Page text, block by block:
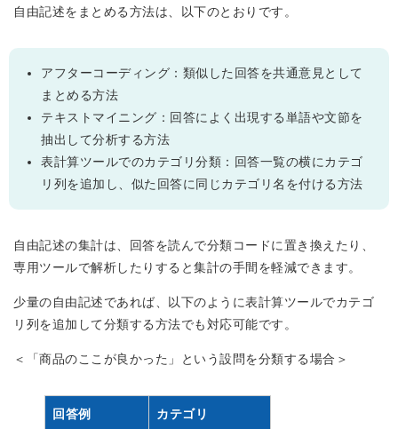
自由記述をまとめる方法は、以下のとおりです。
アフターコーディング：類似した回答を共通意見として
まとめる方法
テキストマイニング：回答によく出現する単語や文節を
抽出して分析する方法
表計算ツールでのカテゴリ分類：回答一覧の横にカテゴ
リ列を追加し、似た回答に同じカテゴリ名を付ける方法
自由記述の集計は、回答を読んで分類コードに置き換えたり、
専用ツールで解析したりすると集計の手間を軽減できます。
少量の自由記述であれば、以下のように表計算ツールでカテゴ
リ列を追加して分類する方法でも対応可能です。
＜「商品のここが良かった」という設問を分類する場合＞
回答例 カテゴリ